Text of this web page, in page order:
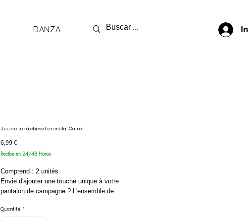
DANZA
Jeu de fer à cheval en métal Cairel
6,99 €Prix
Recibe en 24/48 Horas
Comprend : 2 unités
Envie d'ajouter une touche unique à votre
pantalon de campagne ? L'ensemble de
deux pompons en métal, déclinés dans
Quantité *